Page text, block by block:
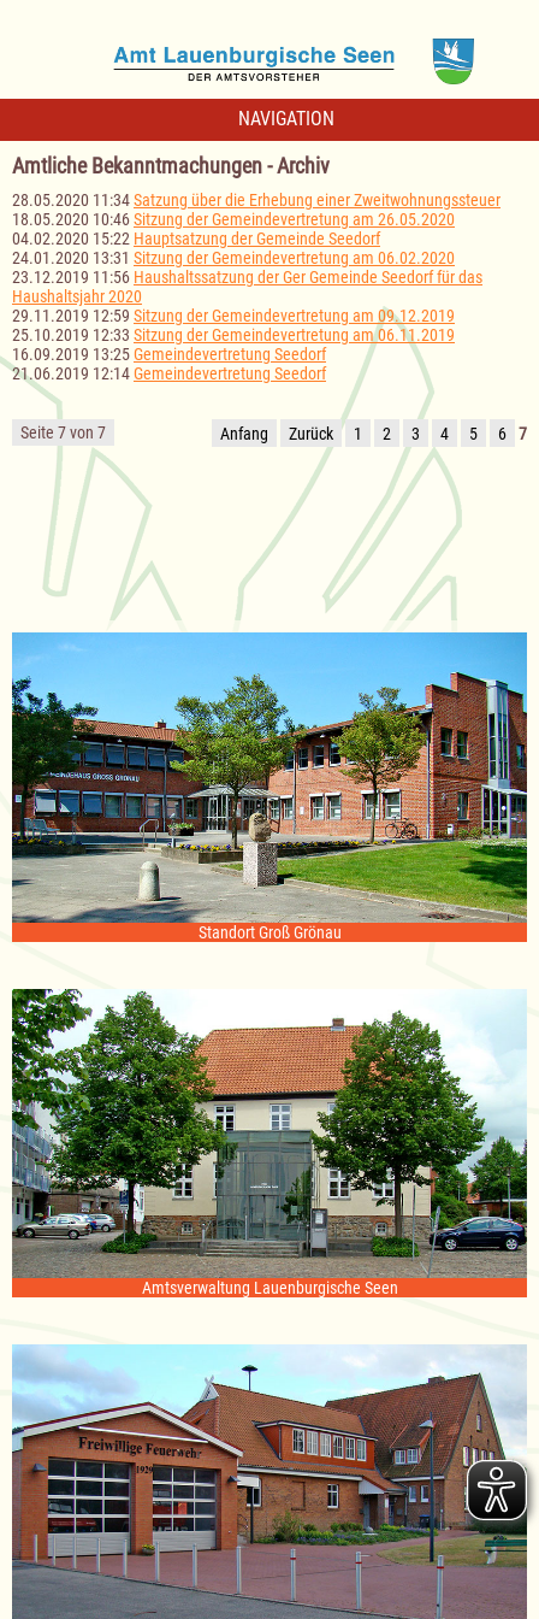
NAVIGATION
Amtliche Bekanntmachungen - Archiv
28.05.2020 11:34Satzung über die Erhebung einer Zweitwohnungssteuer
18.05.2020 10:46Sitzung der Gemeindevertretung am 26.05.2020
04.02.2020 15:22 Hauptsatzung der Gemeinde Seedorf
24.01.2020 13:31 Sitzung der Gemeindevertretung am 06.02.2020
23.12.2019 11:56 Haushaltssatzung der Ger Gemeinde Seedorf für das
Haushaltsjahr 2020
29.11.2019 12:59 Sitzung der Gemeindevertretung am 09.12.2019
25.10.2019 12:33 Sitzung der Gemeindevertretung am 06.11.2019
16.09.2019 13:25Gemeindevertretung Seedorf
21.06.2019 12:14Gemeindevertretung Seedorf
Seite 7 von 7 Anfang Zurück 1 2 3 4 5 6 7
Standort Groß Grönau
Amtsverwaltung Lauenburgische Seen